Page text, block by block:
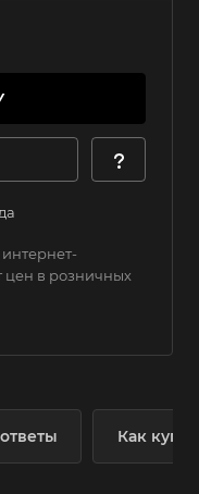
цен в розничных
Как